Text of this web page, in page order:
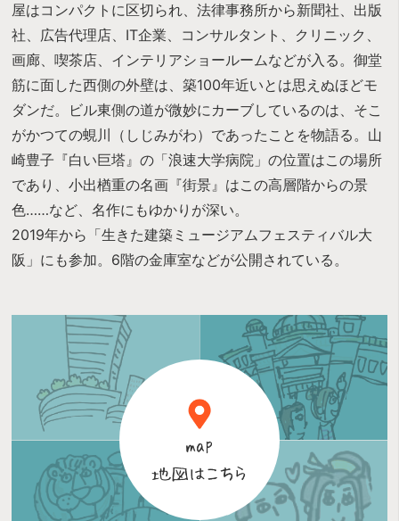
屋はコンパクトに区切られ、法律事務所から新聞社、出版
社、広告代理店、IT企業、コンサルタント、クリニック、
画廊、喫茶店、インテリアショールームなどが入る。御堂
筋に面した西側の外壁は、築100年近いとは思えぬほどモ
ダンだ。ビル東側の道が微妙にカーブしているのは、そこ
がかつての蜆川（しじみがわ）であったことを物語る。山
崎豊子『白い巨塔』の「浪速大学病院」の位置はこの場所
であり、小出楢重の名画『街景』はこの高層階からの景
色……など、名作にもゆかりが深い。
2019年から「生きた建築ミュージアムフェスティバル大
阪」にも参加。6階の金庫室などが公開されている。